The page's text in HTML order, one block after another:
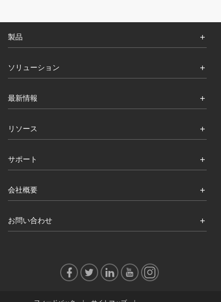
製品
ソリューション
最新情報
リソース
サポート
会社概要
お問い合わせ